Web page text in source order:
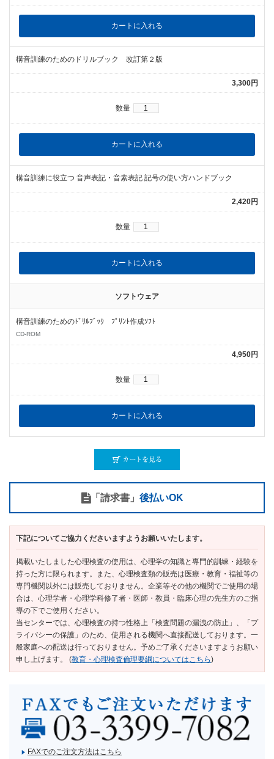
構音訓練のためのドリルブック 改訂第２版
3,300円
数量
構音訓練に役立つ 音声表記・音素表記 記号の使い方ハンドブック
2,420円
数量
ソフトウェア
構音訓練のためのﾄﾞﾘﾙﾌﾞｯｸ ﾌﾟﾘﾝﾄ作成ｿﾌﾄ
CD-ROM
4,950円
数量
「請求書」 後払いOK
下記についてご協力くださいますようお願いいたします。
掲載いたしました心理検査の使用は、心理学の知識と専門的訓練・経験を
持った方に限られます。また、心理検査類の販売は医療・教育・福祉等の
専門機関以外には販売しておりません。企業等その他の機関でご使用の場
合は、心理学者・心理学科修了者・医師・教員・臨床心理の先生方のご指
導の下でご使用ください。
当センターでは、心理検査の持つ性格上「検査問題の漏洩の防止」、「プ
ライバシーの保護」のため、使用される機関へ直接配送しております。一
般家庭への配送は行っておりません。予めご了承くださいますようお願い
申し上げます。 (教育・心理検査倫理要綱についてはこちら)
FAXでのご注文方法はこちら